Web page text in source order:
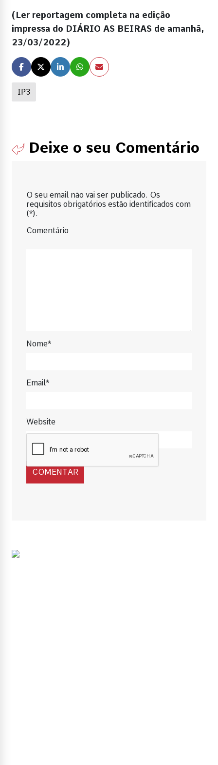
IP3
(Ler reportagem completa na edição
impressa do DIÁRIO AS BEIRAS de amanhã,
23/03/2022)
Deixe o seu Comentário
O seu email não vai ser publicado. Os
requisitos obrigatórios estão identificados com
(*).
Comentário
Nome*
Email*
Website